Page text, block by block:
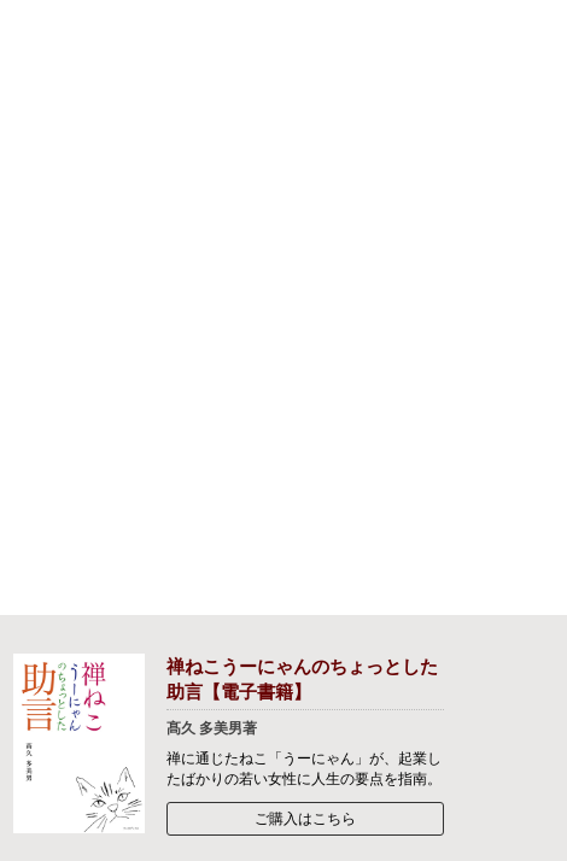
禅ねこうーにゃんのちょっとした
助言【電子書籍】
髙久 多美男著
禅に通じたねこ「うーにゃん」が、起業し
たばかりの若い女性に人生の要点を指南。
ご購入はこちら